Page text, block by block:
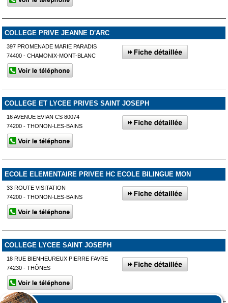
COLLEGE PRIVE JEANNE D'ARC
397 PROMENADE MARIE PARADIS
74400 - CHAMONIX-MONT-BLANC
COLLEGE ET LYCEE PRIVES SAINT JOSEPH
16 AVENUE EVIAN CS 80074
74200 - THONON-LES-BAINS
ECOLE ELEMENTAIRE PRIVEE HC ECOLE BILINGUE MON
33 ROUTE VISITATION
74200 - THONON-LES-BAINS
COLLEGE LYCEE SAINT JOSEPH
18 RUE BIENHEUREUX PIERRE FAVRE
74230 - THÔNES